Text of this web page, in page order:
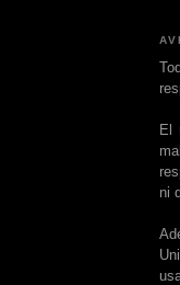
El
ni